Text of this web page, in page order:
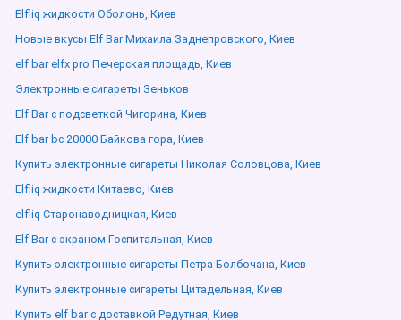
Elfliq жидкости Оболонь, Киев
Новые вкусы Elf Bar Михаила Заднепровского, Киев
elf bar elfx pro Печерская площадь, Киев
Электронные сигареты Зеньков
Elf Bar с подсветкой Чигорина, Киев
Elf bar bc 20000 Байкова гора, Киев
Купить электронные сигареты Николая Соловцова, Киев
Elfliq жидкости Китаево, Киев
elfliq Старонаводницкая, Киев
Elf Bar с экраном Госпитальная, Киев
Купить электронные сигареты Петра Болбочана, Киев
Купить электронные сигареты Цитадельная, Киев
Купить elf bar с доставкой Редутная, Киев